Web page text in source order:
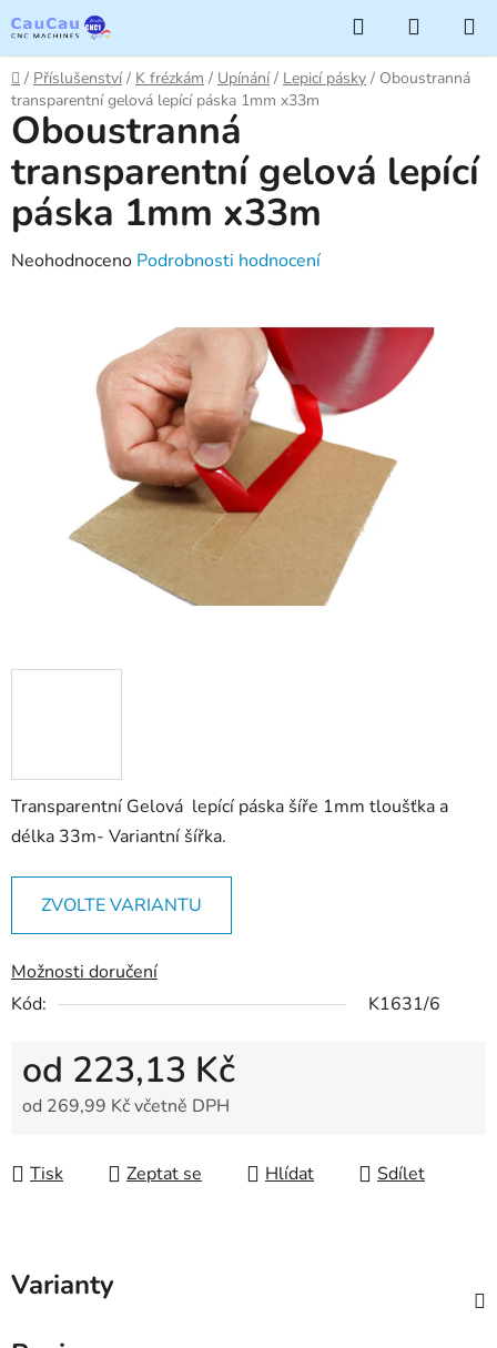
na
obsah
Hledat
KOŠÍK
Domů
/ Příslušenství / K frézkám / Upínání / Lepicí pásky / Oboustranná
transparentní gelová lepící páska 1mm x33m
Transparentní Gelová lepící páska šíře 1mm tloušťka a
délka 33m- Variantní šířka.
ZVOLTE VARIANTU
Možnosti doručení
Kód:
K1631/6
od 223,13 Kč
od 269,99 Kčvčetně DPH
Tisk
Zeptat se Hlídat Sdílet
Oboustranná
transparentní gelová lepící
páska 1mm x33m
Průměrné
Neohodnoceno Podrobnosti hodnocení
Varianty